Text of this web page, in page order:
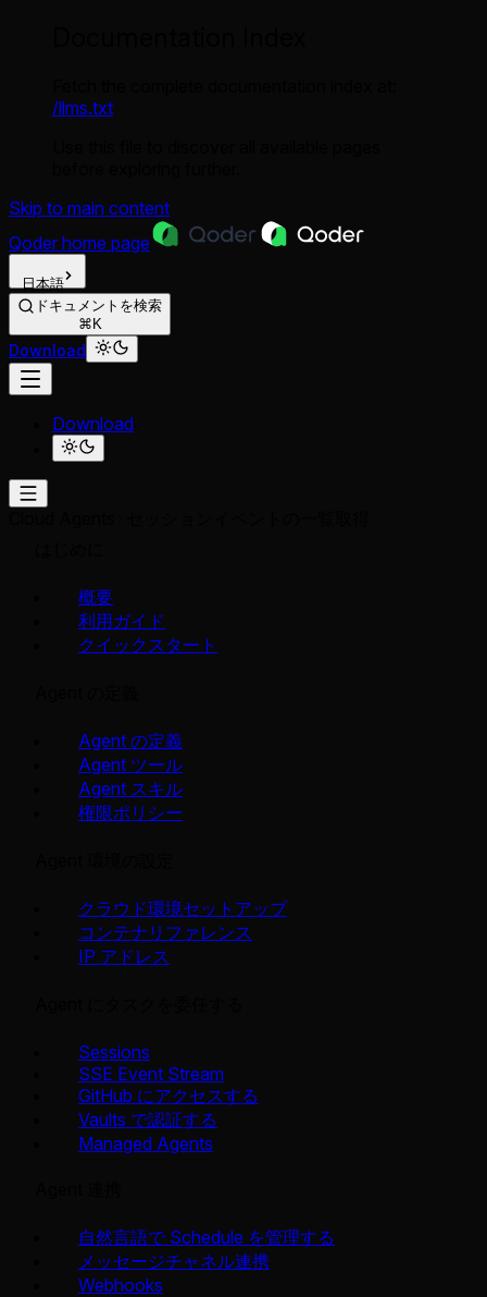
/llms.txt
Skip to main content
Qoder home page
日本語
ドキュメントを検索
⌘K
Download
Download
概要
利用ガイド
クイックスタート
Agent の定義
Agent ツール
Agent スキル
権限ポリシー
クラウド環境セットアップ
コンテナリファレンス
IP アドレス
Sessions
SSE Event Stream
GitHub にアクセスする
Vaults で認証する
Managed Agents
自然言語で Schedule を管理する
メッセージチャネル連携
Webhooks